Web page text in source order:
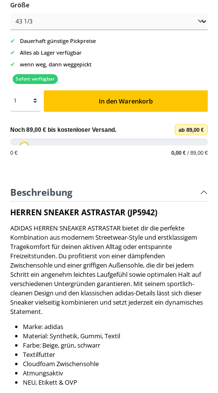
Größeauswählen
✔ Dauerhaft günstige Pickpreise
✔ Alles ab Lager verfügbar
✔ wenn weg, dann weggepickt
Sofort verfügbar
In den Warenkorb
Noch 89,00 € bis kostenloser Versand. ab 89,00 €
0 € 0,00 € / 89,00 €
Beschreibung
HERREN SNEAKER ASTRASTAR (JP5942)
ADIDAS HERREN SNEAKER ASTRASTAR bietet dir die perfekte
Kombination aus modernem Streetwear-Style und erstklassigem
Tragekomfort für deinen aktiven Alltag oder entspannte
Freizeitstunden. Du profitierst von einer dämpfenden
Zwischensohle und einer griffigen Außensohle, die dir bei jedem
Schritt ein angenehm leichtes Laufgefühl sowie optimalen Halt auf
verschiedenen Untergründen garantieren. Mit seinem sportlich-
cleanen Design und den klassischen adidas-Details lässt sich dieser
Sneaker vielseitig kombinieren und setzt jederzeit ein dynamisches
Statement.
Marke: adidas
Material: Synthetik, Gummi, Textil
Farbe: Beige, grün, schwarr
Textilfutter
Cloudfoam Zwischensohle
Atmungsaktiv
NEU, Etikett & OVP